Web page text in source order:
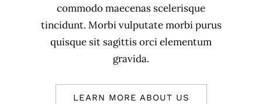
commodo maecenas scelerisque
tincidunt. Morbi vulputate morbi purus
quisque sit sagittis orci elementum
gravida.
LEARN MORE ABOUT US